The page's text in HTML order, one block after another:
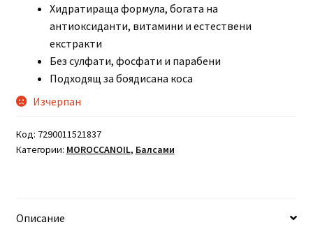
Хидратираща формула, богата на
антиоксиданти, витамини и естествени
екстракти
Без сулфати, фосфати и парабени
Подходящ за боядисана коса
Изчерпан
Код: 7290011521837
Категории: MOROCCANOIL, Балсами
Описание